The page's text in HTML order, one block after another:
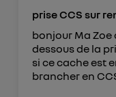
prise CCS sur
bonjour Ma Zoe
dessous de la
si ce cache est
brancher en